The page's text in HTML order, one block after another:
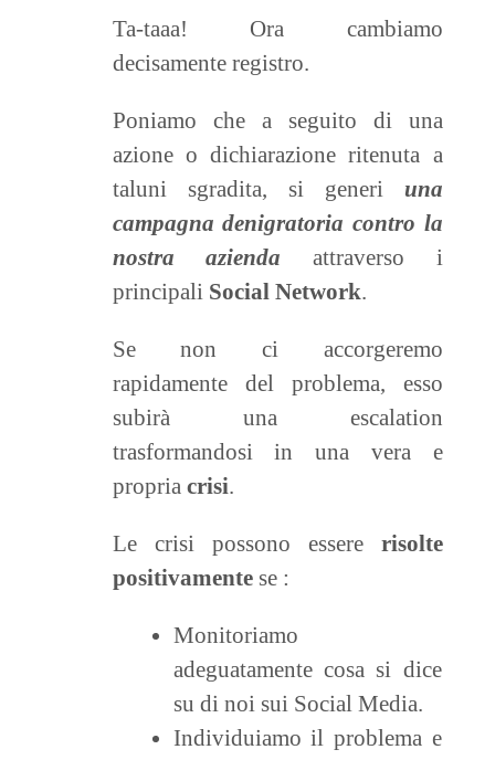
Ta-taaa! Ora cambiamo
decisamente registro.
Poniamo che a seguito di una
azione o dichiarazione ritenuta a
taluni sgradita, si generi una
campagna denigratoria contro la
nostra azienda
attraverso i
principali Social Network.
Se non ci accorgeremo
rapidamente del problema, esso
subirà una escalation
trasformandosi in una vera e
propria crisi.
Le crisi possono essere risolte
positivamentese :
Monitoriamo
adeguatamente cosa si dice
su di noi sui Social Media.
Individuiamo il problema e